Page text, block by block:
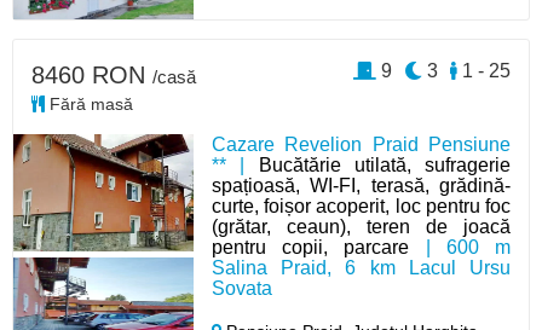
Cazare Revelion Praid Pensiune
** |
Bucătărie utilată, sufragerie
spațioasă, WI-FI, terasă, grădină-
curte, foișor acoperit, loc pentru foc
(grătar, ceaun), teren de joacă
pentru copii, parcare | 600 m
Salina Praid, 6 km Lacul Ursu
Sovata
8460 RON /casă
Fără masă
1 - 25
3
9